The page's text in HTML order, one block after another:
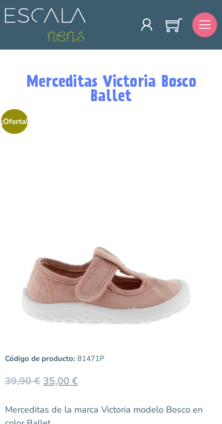
Merceditas Victoria Bosco
Ballet
¡Oferta!
Código de producto: 81471P
39,90€ 35,00 €
Merceditas de la marca Victoria modelo Bosco en